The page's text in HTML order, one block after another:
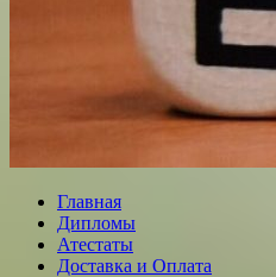
Главная
Дипломы
Атестаты
Доставка и Оплата